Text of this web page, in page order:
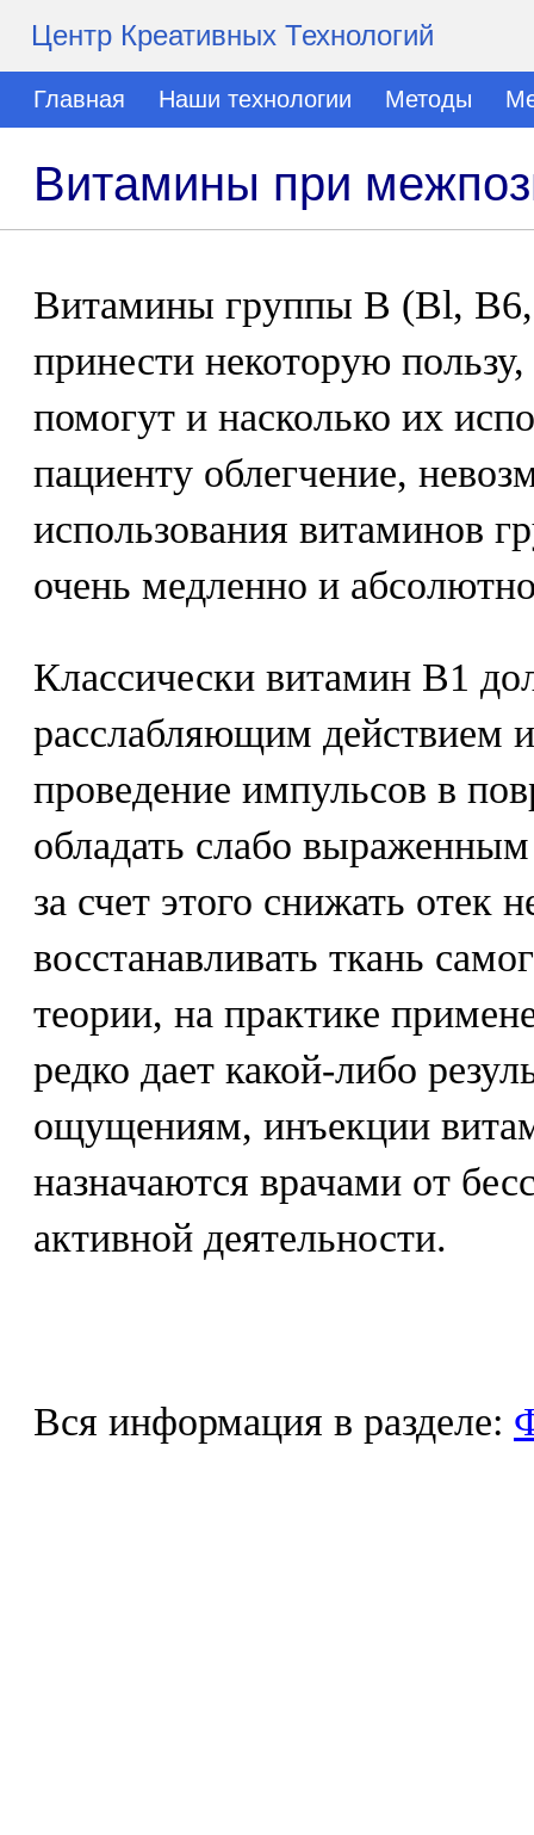
Центр Креативных Технологий
Главная Наши технологии Методы
Витамины при
Витамины группы В (Bl, B6,
принести некоторую
помогут и насколько их
пациенту облегчение,
использования витаминов
очень медленно и
Классически витамин В1
расслабляющим действием и
проведение импульсов в
обладать слабо
за счет этого снижать отек
восстанавливать ткань
теории, на практике
редко дает какой-либо
ощущениям, инъекции
назначаются врачами от
активной деятельности.
Вся информация в разделе: